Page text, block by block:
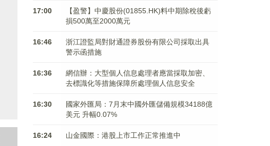
17:00
【盈警】中慶股份(01855.HK)料中期除稅後虧
損500萬至2000萬元
16:46
浙江證監局對財通證券股份有限公司採取出具
警示函措施
16:36
網信辦：大型個人信息處理者應當採取加密、
去標識化等措施保障所處理個人信息安全
16:30
國家外匯局：7月末中國外匯儲備規模34188億
美元 升幅0.07%
16:24 山金國際：港股上市工作正常推進中